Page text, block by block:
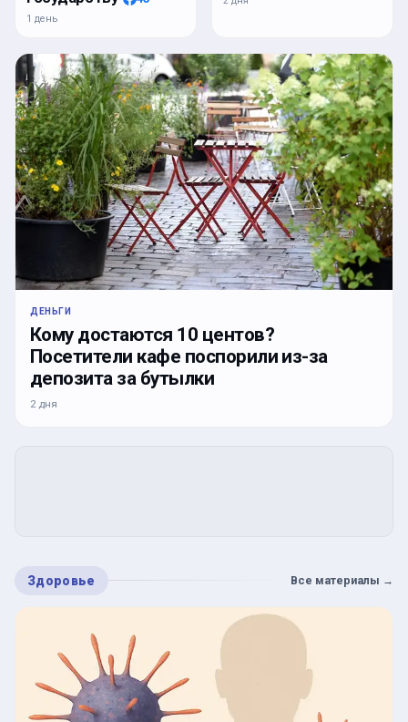
1 день
ДЕНЬГИ
Кому достаются 10 центов?
Посетители кафе поспорили из-за
депозита за бутылки
2 дня
Здоровье Все материалы →